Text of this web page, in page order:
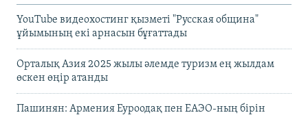
YouTube видеохостинг қызметі "Русская община"
ұйымының екі арнасын бұғаттады
Орталық Азия 2025 жылы әлемде туризм ең жылдам
өскен өңір атанды
Пашинян: Армения Еуроодақ пен ЕАЭО-ның бірін